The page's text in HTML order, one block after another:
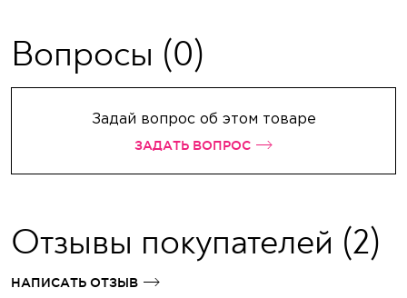
Вопросы (0)
Задай вопрос об этом товаре
ЗАДАТЬ ВОПРОС
Отзывы покупателей (2)
НАПИСАТЬ ОТЗЫВ